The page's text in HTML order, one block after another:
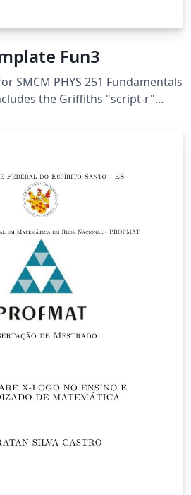
Fun3
SMCM PHYS 251 Fundamentals
and magnetism courses.